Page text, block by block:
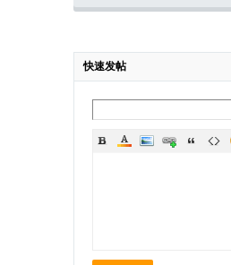
快速发帖